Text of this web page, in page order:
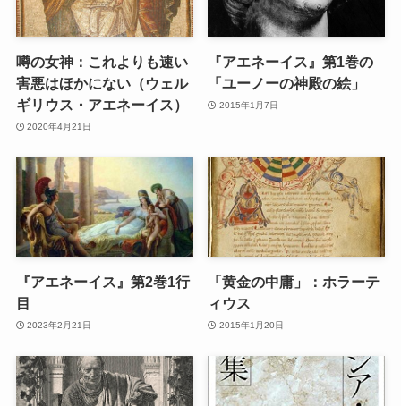
噂の女神：これよりも速い
害悪はほかにない（ウェル
ギリウス・アエネーイス）
2020年4月21日
『アエネーイス』第1巻の
「ユーノーの神殿の絵」
2015年1月7日
『アエネーイス』第2巻1行
目
2023年2月21日
「黄金の中庸」：ホラーテ
ィウス
2015年1月20日